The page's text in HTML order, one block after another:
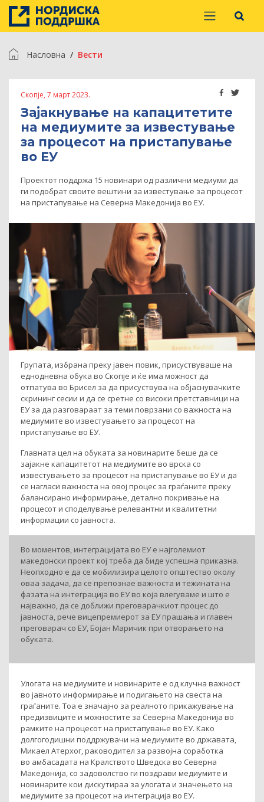
Насловна Вести
Скопје, 7 март 2023.
Зајакнување на капацитетите
на медиумите за известување
за процесот на пристапување
во ЕУ
Проектот поддржа 15 новинари од различни медиуми да
ги подобрат своите вештини за известување за процесот
на пристапување на Северна Македонија во ЕУ.
Групата, избрана преку јавен повик, присуствуваше на
еднодневна обука во Скопје и ќе има можност да
отпатува во Брисел за да присуствува на објаснувачките
скрининг сесии и да се сретне со високи претставници на
ЕУ за да разговараат за теми поврзани со важноста на
медиумите во известувањето за процесот на
пристапување во ЕУ.
Главната цел на обуката за новинарите беше да се
зајакне капацитетот на медиумите во врска со
известувањето за процесот на пристапување во ЕУ и да
се нагласи важноста на овој процес за граѓаните преку
балансирано информирање, детално покривање на
процесот и споделување релевантни и квалитетни
информации со јавноста.
Во моментов, интеграцијата во ЕУ е најголемиот
македонски проект кој треба да биде успешна приказна.
Неопходно е да се мобилизира целото општество околу
оваа задача, да се препознае важноста и тежината на
фазата на интеграција во ЕУ во која влегуваме и што е
најважно, да се доближи преговарачкиот процес до
јавноста, рече вицепремиерот за ЕУ прашања и главен
преговарач со ЕУ, Бојан Маричик при отворањето на
обуката.
Улогата на медиумите и новинарите е од клучна важност
во јавното информирање и подигањето на свеста на
граѓаните. Тоа е значајно за реалното прикажување на
предизвиците и можностите за Северна Македонија во
рамките на процесот на пристапување во ЕУ. Како
долгогодишни поддржувачи на медиумите во државата,
Микаел Атерхог, раководител за развојна соработка
во амбасадата на Кралството Шведска во Северна
Македонија, со задоволство ги поздрави медиумите и
новинарите кои дискутираа за улогата и значењето на
медиумите за процесот на интеграција во ЕУ.